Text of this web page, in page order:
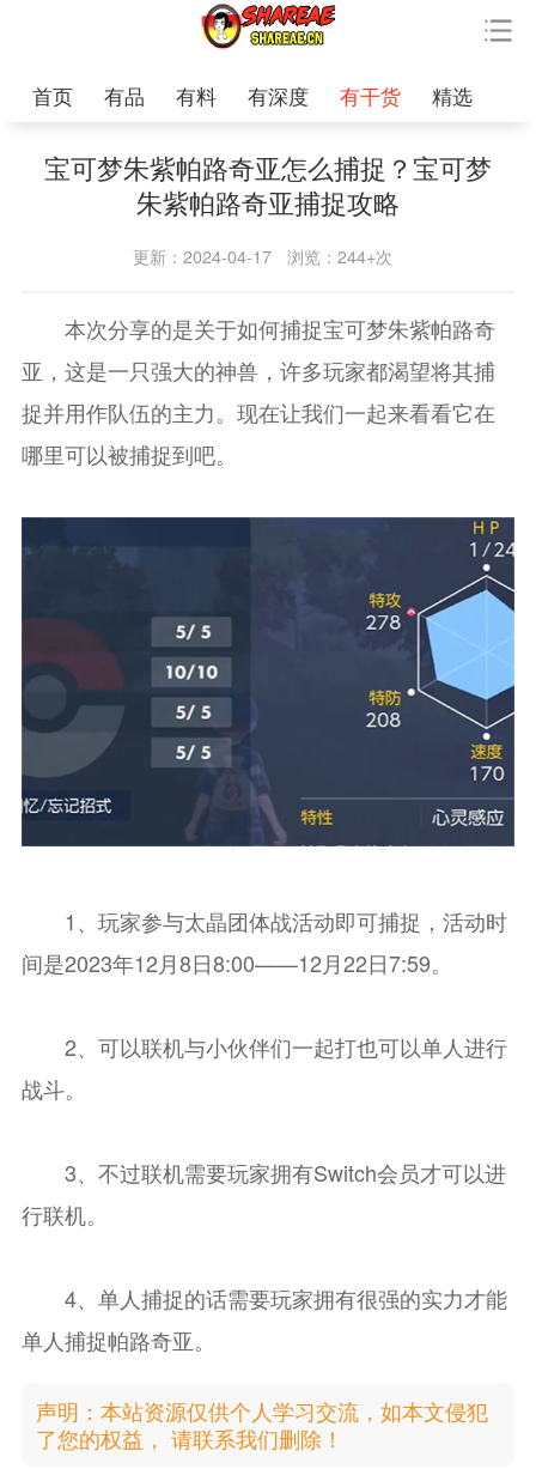
首页 有品 有料 有深度 有干货 精选
宝可梦朱紫帕路奇亚怎么捕捉？宝可梦
朱紫帕路奇亚捕捉攻略
更新：2024-04-17 浏览：244+次
本次分享的是关于如何捕捉宝可梦朱紫帕路奇
亚，这是一只强大的神兽，许多玩家都渴望将其捕
捉并用作队伍的主力。现在让我们一起来看看它在
哪里可以被捕捉到吧。
1、玩家参与太晶团体战活动即可捕捉，活动时
间是2023年12月8日8:00——12月22日7:59。
2、可以联机与小伙伴们一起打也可以单人进行
战斗。
3、不过联机需要玩家拥有Switch会员才可以进
行联机。
4、单人捕捉的话需要玩家拥有很强的实力才能
单人捕捉帕路奇亚。
声明：本站资源仅供个人学习交流，如本文侵犯
了您的权益， 请联系我们删除！